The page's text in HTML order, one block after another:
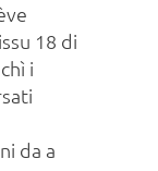
18 di
i
da a